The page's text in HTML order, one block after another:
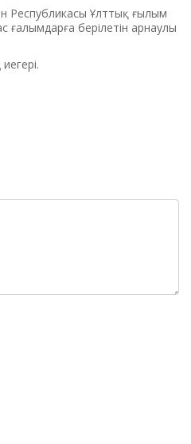
Республикасы Ұлттық ғылым
берілетін арнаулы